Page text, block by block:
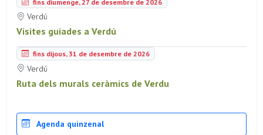
Verdú
Visites guiades a Verdú
fins dijous, 31 de desembre de 2026
Verdú
Ruta dels murals ceràmics de Verdu
Agenda quinzenal